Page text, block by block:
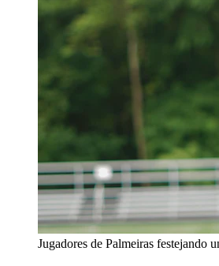
Jugadores de Palmeiras festejando